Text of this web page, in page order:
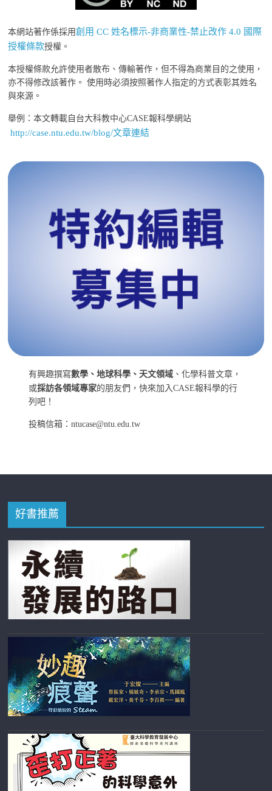
本網站著作係採用創用 CC 姓名標示-非商業性-禁止改作 4.0 國際
授權條款授權。
本授權條款允許使用者散布、傳輸著作，但不得為商業目的之使用，
亦不得修改該著作。 使用時必須按照著作人指定的方式表彰其姓名
與來源。
舉例：本文轉載自台大科教中心CASE報科學網站
http://case.ntu.edu.tw/blog/文章連結
有興趣撰寫數學、地球科學、天文領域 、化學科普文章，
或採訪各領域專家的朋友們，快來加入CASE報科學的行
列吧！
投稿信箱：ntucase@ntu.edu.tw
好書推薦